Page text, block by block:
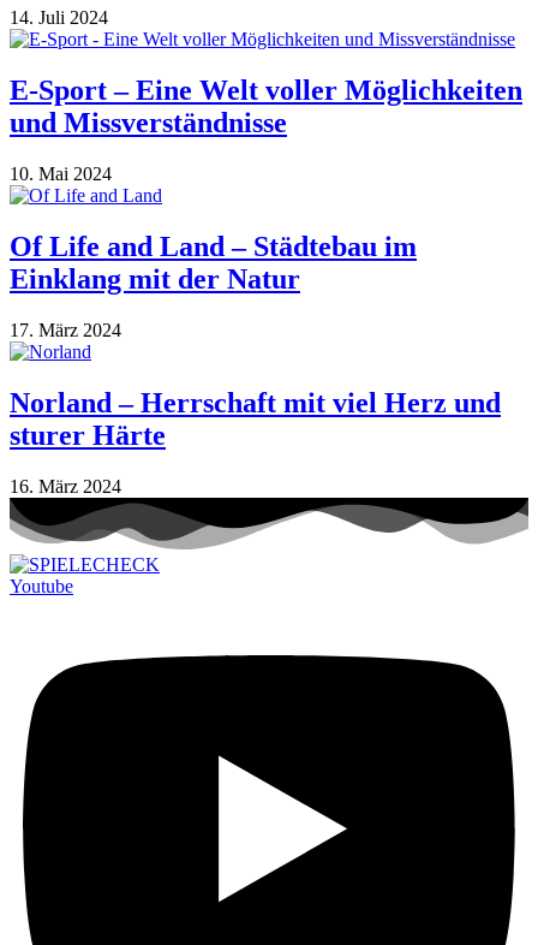
14. Juli 2024
E-Sport – Eine Welt voller Möglichkeiten
und Missverständnisse
10. Mai 2024
Of Life and Land – Städtebau im
Einklang mit der Natur
17. März 2024
Norland – Herrschaft mit viel Herz und
sturer Härte
16. März 2024
Youtube